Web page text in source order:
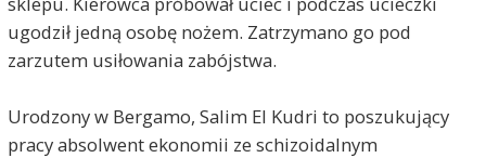
ugodził jedną osobę nożem. Zatrzymano go pod
zarzutem usiłowania zabójstwa.
Urodzony w Bergamo, Salim El Kudri to poszukujący
pracy absolwent ekonomii ze schizoidalnym